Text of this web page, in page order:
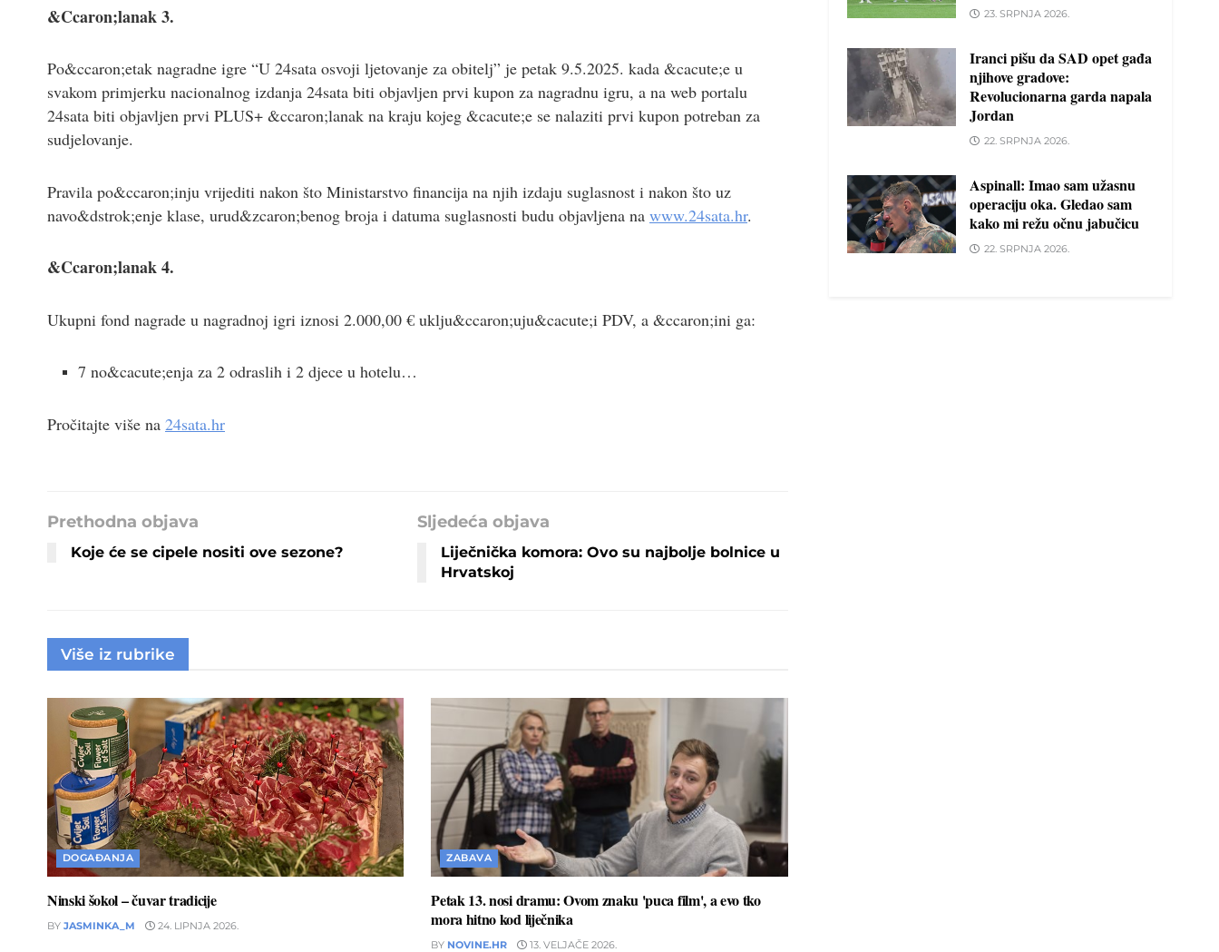
&Ccaron;lanak 3.
Po&ccaron;etak nagradne igre “U 24sata osvoji ljetovanje za obitelj” je petak 9.5.2025. kada &cacute;e u
svakom primjerku nacionalnog izdanja 24sata biti objavljen prvi kupon za nagradnu igru, a na web portalu
24sata biti objavljen prvi PLUS+ &ccaron;lanak na kraju kojeg &cacute;e se nalaziti prvi kupon potreban za
sudjelovanje.
Pravila po&ccaron;inju vrijediti nakon što Ministarstvo financija na njih izdaju suglasnost i nakon što uz
navo&dstrok;enje klase, urud&zcaron;benog broja i datuma suglasnosti budu objavljena na www.24sata.hr.
&Ccaron;lanak 4.
Ukupni fond nagrade u nagradnoj igri iznosi 2.000,00 € uklju&ccaron;uju&cacute;i PDV, a &ccaron;ini ga:
7 no&cacute;enja za 2 odraslih i 2 djece u hotelu…
Pročitajte više na 24sata.hr
Prethodna objava
Koje će se cipele nositi ove sezone?
Sljedeća objava
Liječnička komora: Ovo su najbolje bolnice u
Hrvatskoj
Više iz rubrike
DOGAĐANJA
Ninski šokol – čuvar tradicije
BY JASMINKA_M 24. LIPNJA 2026.
ZABAVA
Petak 13. nosi dramu: Ovom znaku 'puca film', a evo tko
mora hitno kod liječnika
BY NOVINE.HR 13. VELJAČE 2026.
23. SRPNJA 2026.
Iranci pišu da SAD opet gađa
njihove gradove:
Revolucionarna garda napala
Jordan
22. SRPNJA 2026.
Aspinall: Imao sam užasnu
operaciju oka. Gledao sam
kako mi režu očnu jabučicu
22. SRPNJA 2026.